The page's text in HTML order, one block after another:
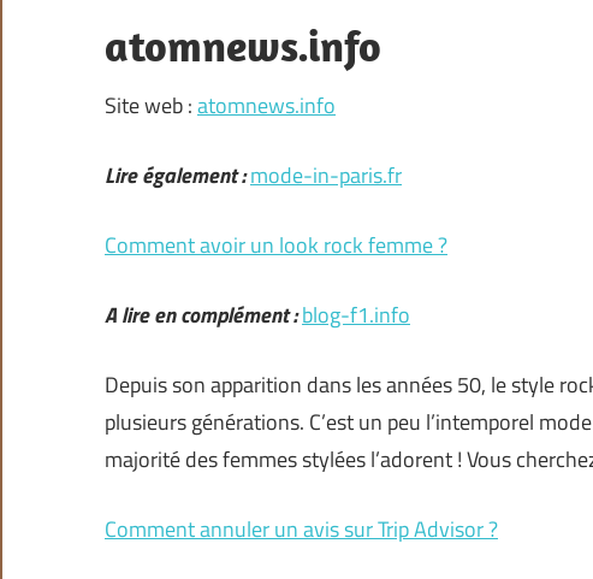
atomnews.info
Site web :atomnews.info
Lire également :mode-in-paris.fr
Comment avoir un look rock femme ?
A lire en complément :blog-f1.info
Depuis son apparition dans les années 50, le style
plusieurs générations. C’est un peu l’intemporel
majorité des femmes stylées l’adorent ! Vous
Comment annuler un avis sur Trip Advisor ?